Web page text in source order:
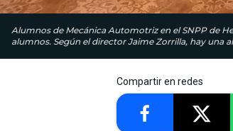
Alumnos de Mecánica Automotriz en el SNPP de
alumnos. Según el director Jaime Zorrilla, hay una
Compartir en redes